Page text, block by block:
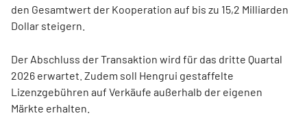
den Gesamtwert der Kooperation auf bis zu 15,2 Milliarden
Dollar steigern.
Der Abschluss der Transaktion wird für das dritte Quartal
2026 erwartet. Zudem soll Hengrui gestaffelte
Lizenzgebühren auf Verkäufe außerhalb der eigenen
Märkte erhalten.